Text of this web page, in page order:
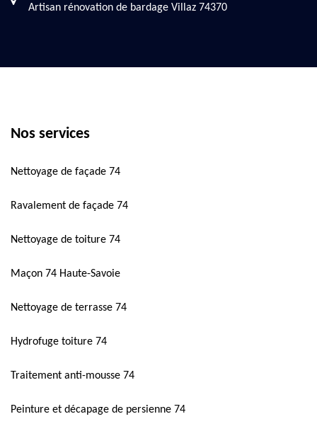
Artisan rénovation de bardage Villaz 74370
Nos services
Nettoyage de façade 74
Ravalement de façade 74
Nettoyage de toiture 74
Maçon 74 Haute-Savoie
Nettoyage de terrasse 74
Hydrofuge toiture 74
Traitement anti-mousse 74
Peinture et décapage de persienne 74